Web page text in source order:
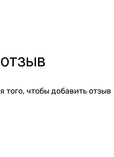
того, чтобы добавить отзыв